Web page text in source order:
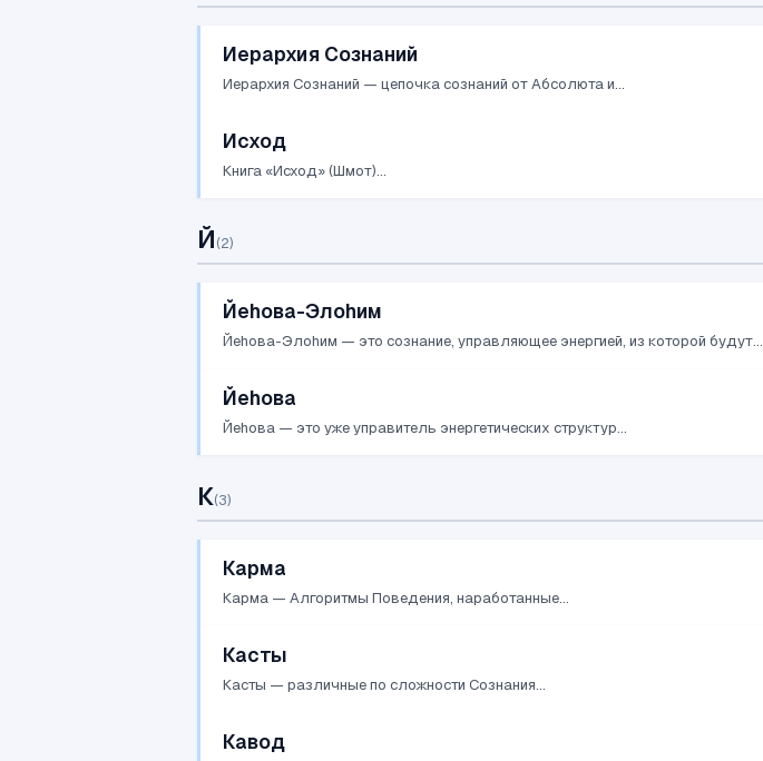
Иерархия Сознаний
Иерархия Сознаний — цепочка сознаний от Абсолюта и...
Исход
Книга «Исход» (Шмот)...
Й(2)
Йеhова-Элоhим
Йеhова-Элоhим — это сознание, управляющее энергией, из которой будут...
Йеhова
Йеhова — это уже управитель энергетических структур...
К(3)
Карма
Карма — Алгоритмы Поведения, наработанные...
Касты
Касты — различные по сложности Сознания...
Кавод